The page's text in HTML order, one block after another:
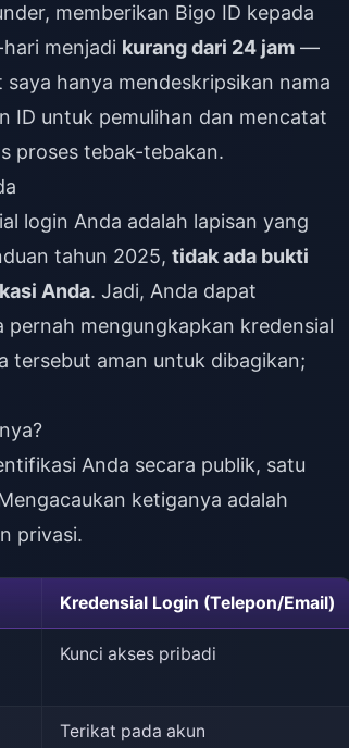
memberikan Bigo ID kepada
menjadi kurang dari 24 jam —
hanya mendeskripsikan nama
ID untuk pemulihan dan mencatat
proses tebak-tebakan.
login Anda adalah lapisan yang
tahun 2025, tidak ada bukti
Anda. Jadi, Anda dapat
mengungkapkan kredensial
tersebut aman untuk dibagikan;
Anda secara publik, satu
ketiganya adalah
privasi.
Kredensial Login (Telepon/Email)
Kunci akses pribadi
Terikat pada akun